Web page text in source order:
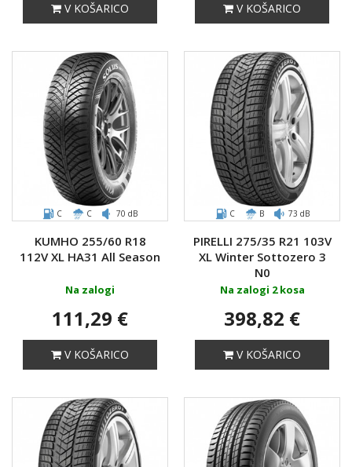
V KOŠARICO V KOŠARICO
C C 70 dB
KUMHO 255/60 R18
112V XL HA31 All Season
Na zalogi
111,29 €
V KOŠARICO
C B 73 dB
PIRELLI 275/35 R21 103V
XL Winter Sottozero 3
N0
Na zalogi 2 kosa
398,82 €
V KOŠARICO